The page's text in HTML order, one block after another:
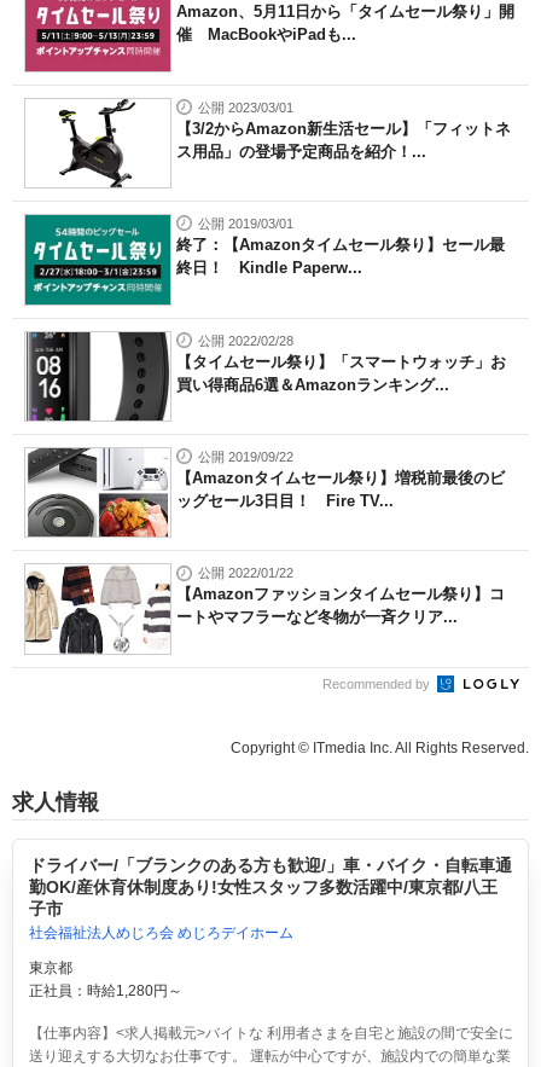
Amazon、5月11日から「タイムセール祭り」開
催 MacBookやiPadも...
公開 2023/03/01
【3/2からAmazon新生活セール】「フィットネ
ス用品」の登場予定商品を紹介！...
公開 2019/03/01
終了：【Amazonタイムセール祭り】セール最
終日！ Kindle Paperw...
公開 2022/02/28
【タイムセール祭り】「スマートウォッチ」お
買い得商品6選＆Amazonランキング...
公開 2019/09/22
【Amazonタイムセール祭り】増税前最後のビ
ッグセール3日目！ Fire TV...
公開 2022/01/22
【Amazonファッションタイムセール祭り】コ
ートやマフラーなど冬物が一斉クリア...
Recommended by
Copyright © ITmedia Inc. All Rights Reserved.
求人情報
ドライバー/「ブランクのある方も歓迎/」車・バイク・自転車通
勤OK/産休育休制度あり!女性スタッフ多数活躍中/東京都/八王
子市
社会福祉法人めじろ会 めじろデイホーム
東京都
正社員：時給1,280円～
【仕事内容】<求人掲載元>バイトな 利用者さまを自宅と施設の間で安全に
送り迎えする大切なお仕事です。 運転が中心ですが、施設内での簡単な業